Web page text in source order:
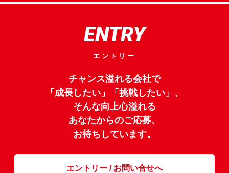
ENTRY
エントリー
チャンス溢れる会社で
「成長したい」「挑戦したい」、
そんな向上心溢れる
あなたからのご応募、
お待ちしています。
エントリー / お問い合せへ